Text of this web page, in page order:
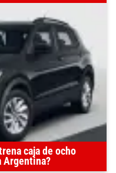
caja de ocho
Argentina?